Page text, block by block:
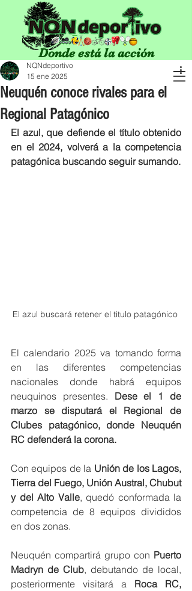
Donde está la acción
Neuquén conoce rivales para el
Regional Patagónico
NQNdeportivo
15 ene 2025
El azul, que defiende el título obtenido
en el 2024, volverá a la competencia
patagónica buscando seguir sumando.
El azul buscará retener el tìtulo patagónico
El calendario 2025 va tomando forma
en las diferentes competencias
nacionales donde habrá equipos
neuquinos presentes. Dese el 1 de
marzo se disputará el Regional de
Clubes patagónico, donde Neuquén
RC defenderá la corona.
Con equipos de la Unión de los Lagos,
Tierra del Fuego, Unión Austral, Chubut
y del Alto Valle, quedó conformada la
competencia de 8 equipos divididos
en dos zonas.
Neuquén compartirá grupo con Puerto
Madryn de Club, debutando de local,
posteriormente visitará a Roca RC,